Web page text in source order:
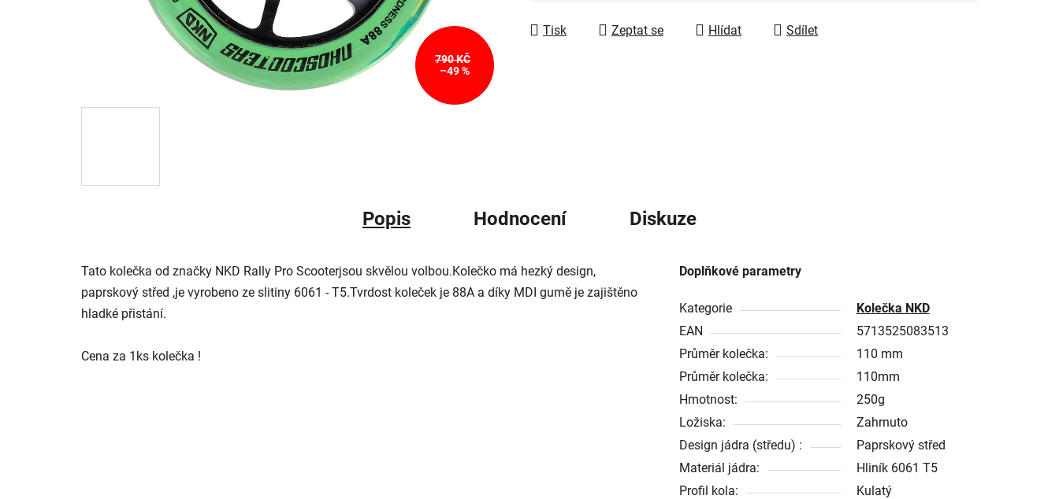
Tisk Zeptat se Hlídat Sdílet
790 KČ
–49 %
Popis Hodnocení Diskuze
Tato kolečka od značky NKD Rally Pro Scooterjsou skvělou volbou.Kolečko má hezký design,
paprskový střed ,je vyrobeno ze slitiny 6061 - T5.Tvrdost koleček je 88A a díky MDI gumě je zajištěno
hladké přistání.
Cena za 1ks kolečka !
Doplňkové parametry
Kategorie
Kolečka NKD
EAN
5713525083513
Průměr kolečka:
110 mm
Průměr kolečka:
110mm
Hmotnost:
250g
Ložiska:
Zahrnuto
Design jádra (středu) :
Paprskový střed
Materiál jádra:
Hliník 6061 T5
Profil kola:
Kulatý